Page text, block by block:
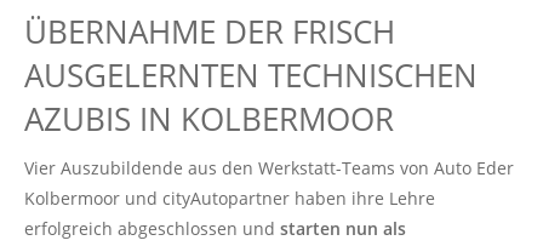
ÜBERNAHME DER FRISCH
AUSGELERNTEN TECHNISCHEN
AZUBIS IN KOLBERMOOR
Vier Auszubildende aus den Werkstatt-Teams von Auto Eder
Kolbermoor und cityAutopartner haben ihre Lehre
erfolgreich abgeschlossen und starten nun als